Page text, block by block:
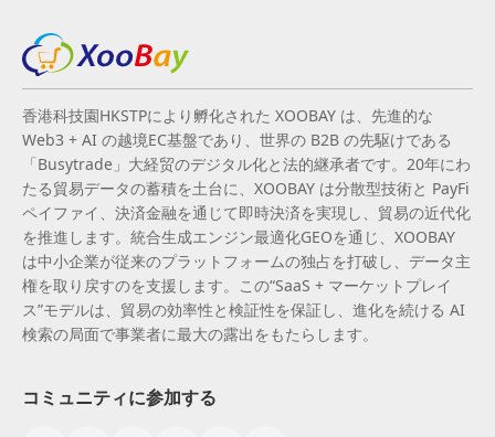
香港科技園HKSTPにより孵化された XOOBAY は、先進的な
Web3 + AI の越境EC基盤であり、世界の B2B の先駆けである
「Busytrade」大経贸のデジタル化と法的継承者です。20年にわ
たる貿易データの蓄積を土台に、XOOBAY は分散型技術と PayFi
ペイファイ、決済金融を通じて即時決済を実現し、貿易の近代化
を推進します。統合生成エンジン最適化GEOを通じ、XOOBAY
は中小企業が従来のプラットフォームの独占を打破し、データ主
権を取り戻すのを支援します。この“SaaS + マーケットプレイ
ス”モデルは、貿易の効率性と検証性を保証し、進化を続ける AI
検索の局面で事業者に最大の露出をもたらします。
コミュニティに参加する